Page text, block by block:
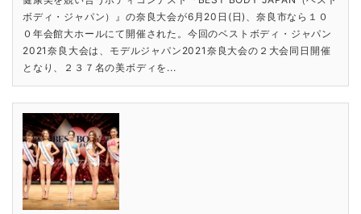
ボディ・ジャパン）』の奈良大会が6月20日(日)、奈良市なら１０
０年会館大ホールにて開催された。今回のベストボディ・ジャパン
2021奈良大会は、モデルジャパン2021奈良大会の２大会同日開催
となり、２３７名の美ボディを...